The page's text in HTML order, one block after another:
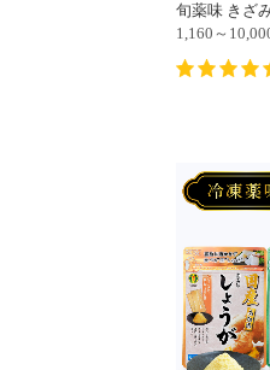
1,160～